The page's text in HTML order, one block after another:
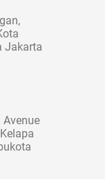
Jakarta
Avenue